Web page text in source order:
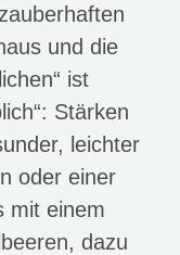
und die
ist
Stärken
leichter
oder einer
mit einem
dazu